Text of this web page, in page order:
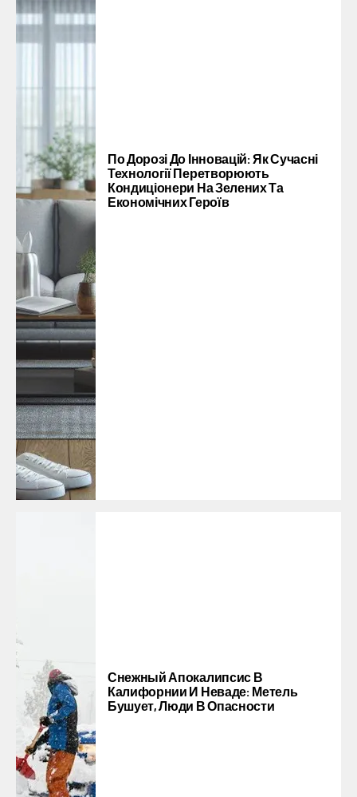
По Дорозі До Інновацій: Як Сучасні
Технології Перетворюють
Кондиціонери На Зелених Та
Економічних Героїв
Снежный Апокалипсис В
Калифорнии И Неваде: Метель
Бушует, Люди В Опасности